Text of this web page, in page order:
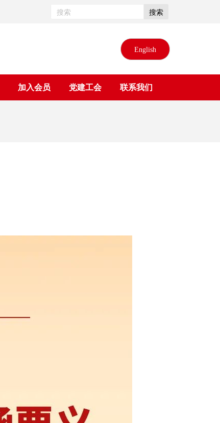
搜索
English
加入会员 党建工会 联系我们